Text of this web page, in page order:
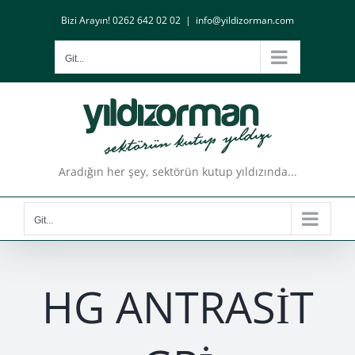
Bizi Arayın! 0262 642 02 02 | info@yildizorman.com
Git...
Aradığın her şey, sektörün kutup yıldızında...
Git...
HG ANTRASİT